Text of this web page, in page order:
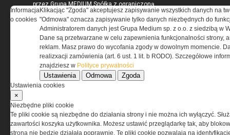
przez Grupa MEDIUM Spółka z ograniczoną
odpowiedzialnością Spółka komandytowa, nr KRS:
0000537655, NIP 1132860378, REGON 146393437
(zwana dalej Grupa MEDIUM) w postaci Regulaminu.
Przeczytaj regulamin
PRYWATNOŚĆ
Ta witryna wykorzystuje pliki cookies do przechowywania
Informacja
o cookies
Klikacjąc "Zgoda" akceptujesz zapisywanie wszystkich danych na
"Odmowa" oznacza zapisywanie tylko danych niezbędnych do
Administratorem danych jest Grupa Medium sp. z o.o. z siedzibą w
Dane są przetwarzane w celu zapewnienia funkcjonalności strony,
reklam. Masz prawo do wycofania zgody w dowolnym momencie.
realizxacji zamówienia (art. 6 ust. 1 lit. b RODO). Szczegółowe
znajdziesz w Polityce prywatności
Ustawienia Odmowa Zgoda
Ustawienia cookies
×
Niezbędne pliki cookie
Te pliki cookie są niezbędne do działania strony i nie można ich wyłączyć.
zawartości koszyka użytkownika. Możesz ustawić przeglądarkę tak, aby
strona nie będzie działała poprawnie. Te pliki cookie pozwalają na